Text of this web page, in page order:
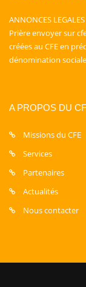
ANNONCES LEGALES
Prière envoyer sur
créées au CFE en
dénomination
A PROPOS DU
Missions du CFE
Services
Partenaires
Actualités
Nous contacter